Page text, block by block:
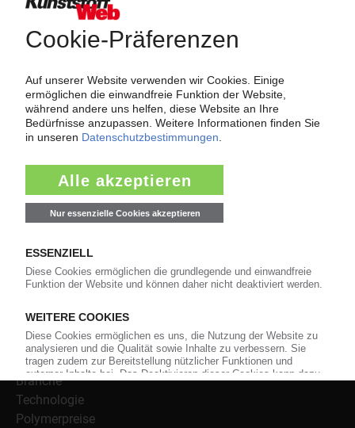
Über das KunststoffWeb
Als einer der Internet-Pioniere der Kunststoffindustrie
versorgt das KunststoffWeb bereits seit 1996 die Fach-
Nachrichten rund um das Thema "Kunststoffe". Im Fokus
der Berichterstattung ist dabei die Preisentwicklung für
Kunststoffe sowie Märkte, Unternehmen, Produkte,
Weiterhin bietet das KunststoffWeb geeignete
Bezugsquellen für den Einkauf sowie nützlichen Service-
Nachrichten
Alle Nachrichten
Branche
Technologie
Polymerpreise